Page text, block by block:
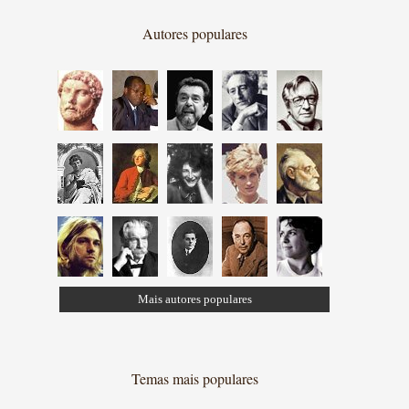
Autores populares
Mais autores populares
Temas mais populares